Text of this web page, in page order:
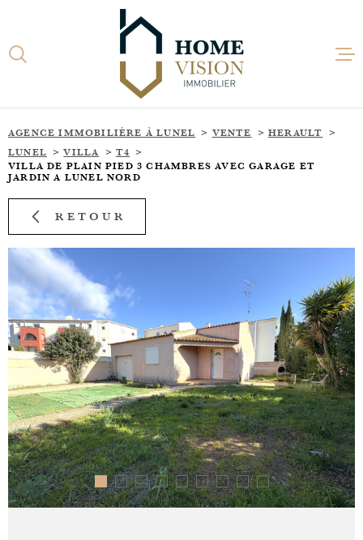
la
recherche
menu
principal
contenu
AGENCE IMMOBILIÈRE À LUNEL VENTE
HERAULT
LUNEL
VILLA
T4
VILLA DE PLAIN PIED 3 CHAMBRES AVEC GARAGE ET
JARDIN A LUNEL NORD
RETOUR